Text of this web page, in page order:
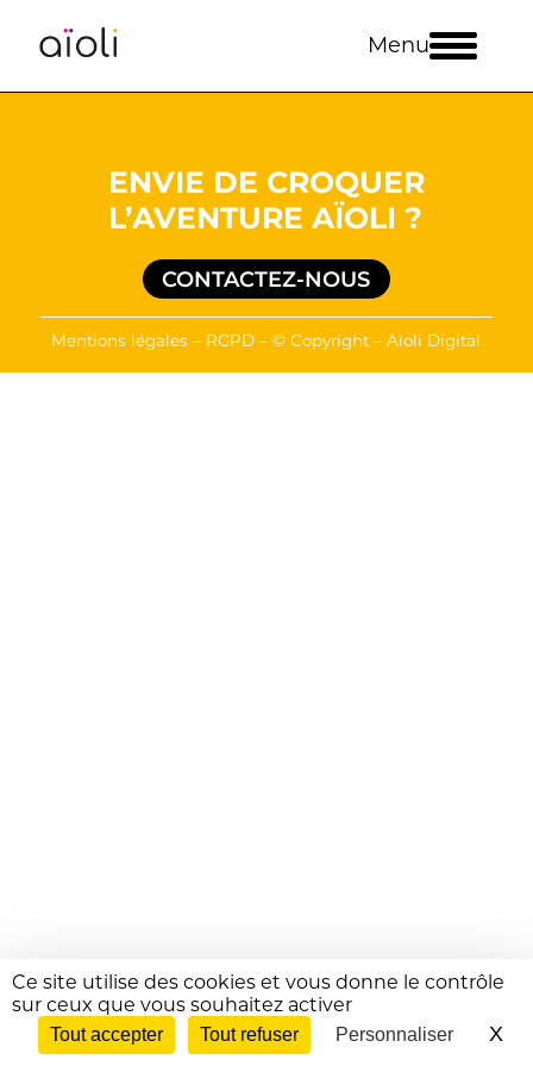
Ce site utilise des cookies et vous donne le contrôle
sur ceux que vous souhaitez activer
Tout accepter Tout refuser Personnaliser X
Menu
ENVIE DE CROQUER
L’AVENTURE AÏOLI ?
CONTACTEZ-NOUS
Mentions légales – RGPD – © Copyright – Aïoli Digital